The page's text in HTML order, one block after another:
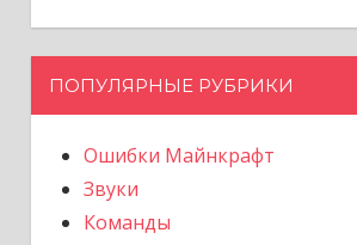
ПОПУЛЯРНЫЕ РУБРИКИ
Ошибки Майнкрафт
Звуки
Команды